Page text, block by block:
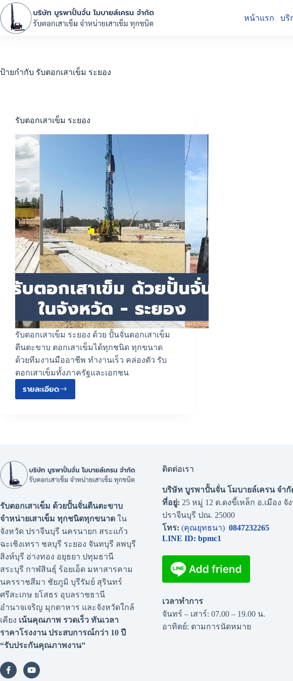
หน้าแรก บริ
ป้ายกำกับ รับตอกเสาเข็ม ระยอง
รับตอกเสาเข็ม ระยอง
รับตอกเสาเข็ม ระยอง ด้วย ปั้นจั่นตอกเสาเข็ม
ตีนตะขาบ ตอกเสาเข็มได้ทุกชนิด ทุกขนาด
ด้วยทีมงานมืออาชีพ ทำงานเร็ว คล่องตัว รับ
ตอกเสาเข็มทั้งภาครัฐและเอกชน
รายละเอียด
รับตอกเสาเข็ม ด้วยปั้นจั่นตีนตะขาบ
จำหน่ายเสาเข็ม ทุกชนิดทุกขนาด ใน
จังหวัด ปราจีนบุรี นครนายก สระแก้ว
ฉะเชิงเทรา ชลบุรี ระยอง จันทบุรี ลพบุรี
สิงห์บุรี อ่างทอง อยุธยา ปทุมธานี
สระบุรี กาฬสินธุ์ ร้อยเอ็ด มหาสารคาม
นครราชสีมา ชัยภูมิ บุรีรัมย์ สุรินทร์
ศรีสะเกษ ยโสธร อุบลราชธานี
อำนาจเจริญ มุกดาหาร และจังหวัดใกล้
เคียง เน้นคุณภาพ รวดเร็ว ทันเวลา
ราคาโรงงาน ประสบการณ์กว่า 10 ปี
“รับประกันคุณภาพงาน”
ติดต่อเรา
บริษัท บูรพาปั้นจั่น โมบายล์เครน จำกั
ที่อยู่: 25 หมู่ 12 ต.ดงขี้เหล็ก อ.เมือง จั
ปราจีนบุรี ปณ. 25000
โทร:(คุณยุทธนา) 0847232265
LINE ID: bpmc1
เวลาทำการ
จันทร์ – เสาร์: 07.00 – 19.00 น.
อาทิตย์: ตามการนัดหมาย